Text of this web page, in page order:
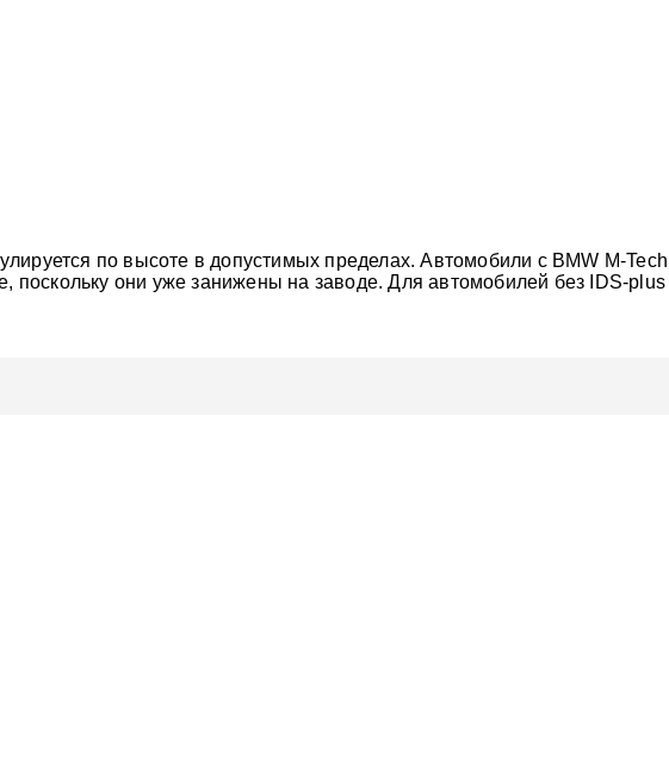
по высоте в допустимых пределах. Автомобили с BMW M-
поскольку они уже занижены на заводе. Для автомобилей без IDS-plus